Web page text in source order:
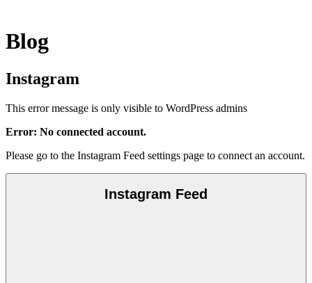
Blog
Instagram
This error message is only visible to WordPress admins
Error: No connected account.
Please go to the Instagram Feed settings page to connect an account.
Instagram Feed